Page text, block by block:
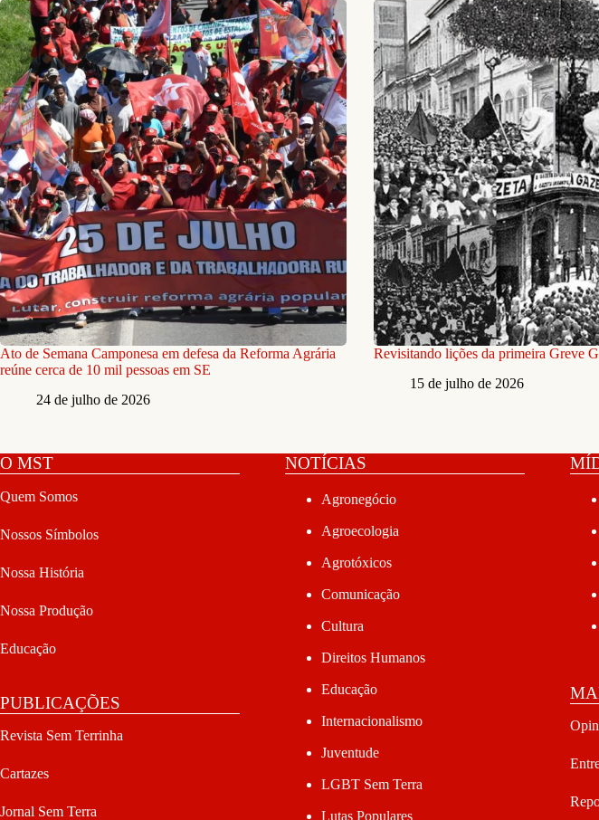
Ato de Semana Camponesa em defesa da Reforma Agrária
reúne cerca de 10 mil pessoas em SE
24 de julho de 2026
Revisitando lições da primeira Greve
15 de julho de 2026
O MST
Quem Somos
Nossos Símbolos
Nossa História
Nossa Produção
Educação
PUBLICAÇÕES
Revista Sem Terrinha
Cartazes
Jornal Sem Terra
NOTÍCIAS
Agronegócio
Agroecologia
Agrotóxicos
Comunicação
Cultura
Direitos Humanos
Educação
Internacionalismo
Juventude
LGBT Sem Terra
Lutas Populares